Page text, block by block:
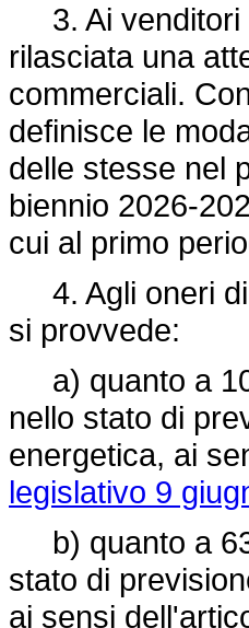
3. Ai venditori
rilasciata una
commerciali.
definisce le
delle stesse nel
biennio 2026-
cui al primo
4. Agli oneri di
si provvede:
a) quanto a
nello stato di
energetica, ai
legislativo 9
b) quanto a 63
stato di
ai sensi